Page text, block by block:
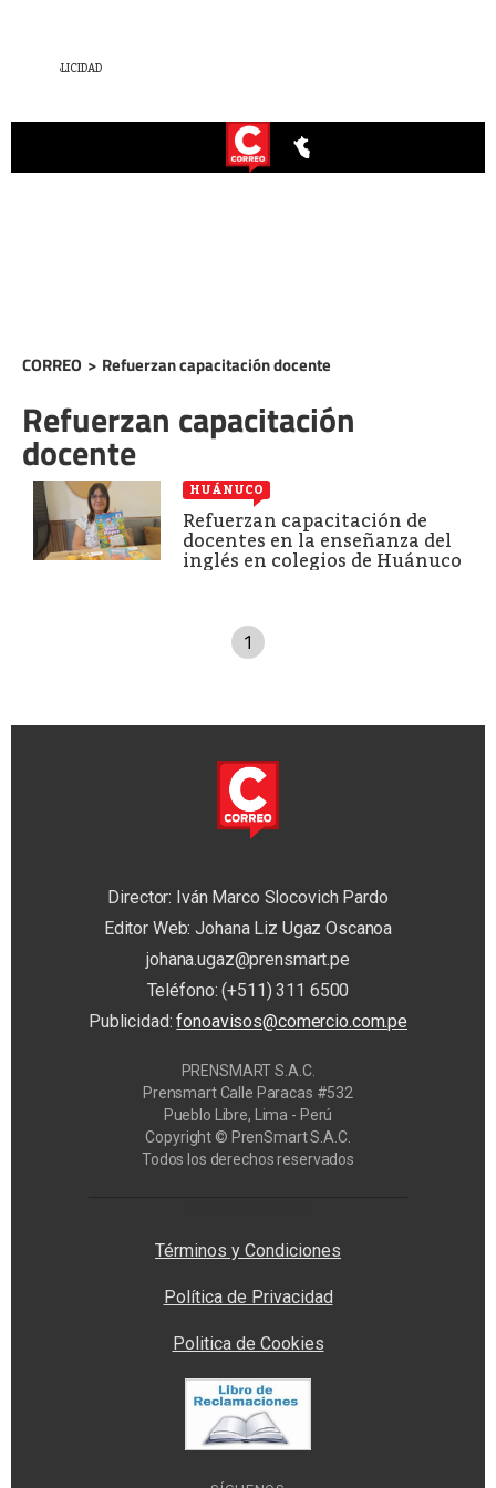
CORREO > Refuerzan capacitación docente
Refuerzan capacitación
docente
HUÁNUCO
Refuerzan capacitación de
docentes en la enseñanza del
inglés en colegios de Huánuco
1
Director: Iván Marco Slocovich Pardo
Editor Web: Johana Liz Ugaz Oscanoa
johana.ugaz@prensmart.pe
Teléfono: (+511) 311 6500
Publicidad:fonoavisos@comercio.com.pe
PRENSMART S.A.C.
Prensmart Calle Paracas #532
Pueblo Libre, Lima - Perú
Copyright © PrenSmart S.A.C.
Todos los derechos reservados
Términos y Condiciones
Política de Privacidad
Politica de Cookies